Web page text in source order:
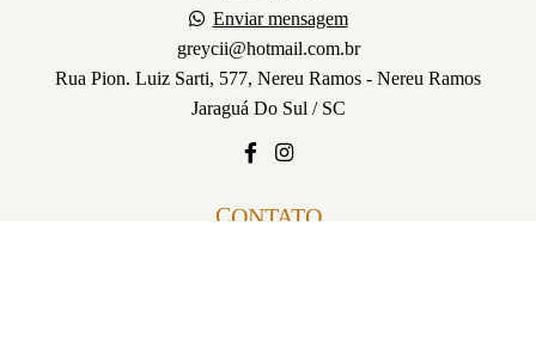
Enviar mensagem
greycii@hotmail.com.br
Rua Pion. Luiz Sarti, 577, Nereu Ramos - Nereu Ramos
Jaraguá Do Sul / SC
CONTATO